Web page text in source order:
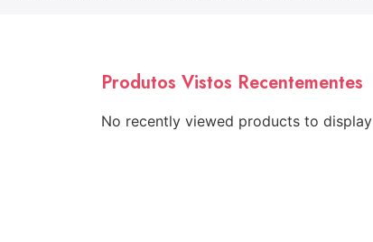
Produtos Vistos Recentementes
No recently viewed products to display